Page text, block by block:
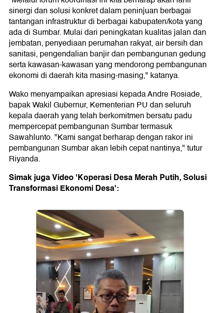
sinergi dan solusi konkret dalam peninjuan berbagai
tantangan infrastruktur di berbagai kabupaten/kota yang
ada di Sumbar. Mulai dari peningkatan kualitas jalan dan
jembatan, penyediaan perumahan rakyat, air bersih dan
sanitasi, pengendalian banjir dan pembangunan gedung
serta kawasan-kawasan yang mendorong pembangunan
ekonomi di daerah kita masing-masing," katanya.
Wako menyampaikan apresiasi kepada Andre Rosiade,
bapak Wakil Gubernur, Kementerian PU dan seluruh
kepala daerah yang telah berkomitmen bersatu padu
mempercepat pembangunan Sumbar termasuk
Sawahlunto. "Kami sangat berharap dengan rakor ini
pembangunan Sumbar akan lebih cepat nantinya," tutur
Riyanda.
Simak juga Video 'Koperasi Desa Merah Putih, Solusi
Transformasi Ekonomi Desa':